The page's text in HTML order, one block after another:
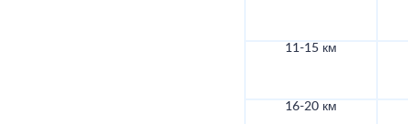
11-15 км
16-20 км